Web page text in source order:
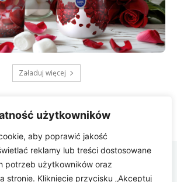
użytkowników
aby poprawić jakość
reklamy lub treści dostosowane
potrzeb użytkowników oraz
stronie. Kliknięcie przycisku „Akceptuj
Załaduj więcej